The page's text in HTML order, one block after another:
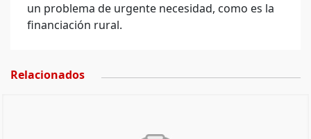
un problema de urgente necesidad, como es la
financiación rural.
Relacionados